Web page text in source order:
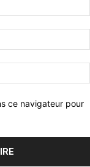
ce navigateur pour